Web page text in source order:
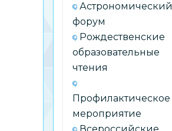
Астрономический
форум
Рождественские
образовательные
чтения
Профилактическое
мероприятие